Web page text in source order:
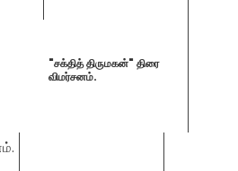
"சக்தித் திருமகன்" திரை
விமர்சனம்.